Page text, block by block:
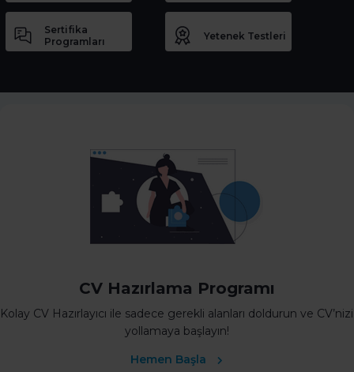
Sertifika
Programları
Yetenek Testleri
CV Hazırlama Programı
Kolay CV Hazırlayıcı ile sadece gerekli alanları doldurun ve CV’nizi
yollamaya başlayın!
Hemen Başla